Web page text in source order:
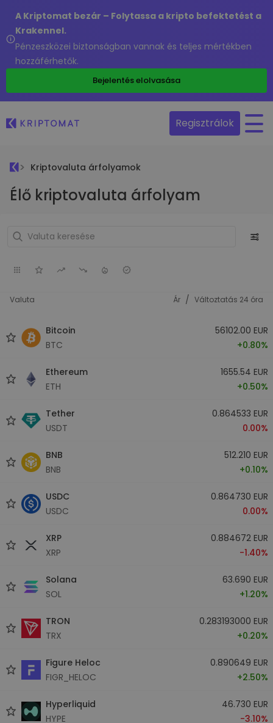
A Kriptomat bezár – Folytassa a kripto befektetést a
Krakennel.
Pénzeszközei biztonságban vannak és teljes mértékben
hozzáférhetők.
Bejelentés elolvasása
Regisztrálok
Kriptovaluta árfolyamok
Élő kriptovaluta árfolyam
Valuta Ár / Változtatás 24 óra
Bitcoin
BTC
56102.00 EUR
+0.80%
Ethereum
ETH
1655.54 EUR
+0.50%
Tether
USDT
0.864533 EUR
0.00%
BNB
BNB
512.210 EUR
+0.10%
USDC
USDC
0.864730 EUR
0.00%
XRP
XRP
0.884672 EUR
-1.40%
Solana
SOL
63.690 EUR
+1.20%
TRON
TRX
0.283193000 EUR
+0.20%
Figure Heloc
FIGR_HELOC
0.890649 EUR
+2.50%
Hyperliquid
HYPE
46.730 EUR
-3.10%